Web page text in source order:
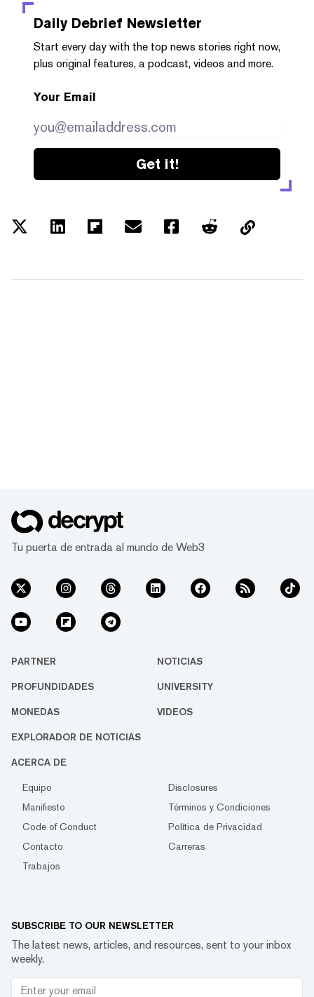
Daily Debrief Newsletter
Start every day with the top news stories right now,
plus original features, a podcast, videos and more.
Your Email
Get it!
Tu puerta de entrada al mundo de Web3
PARTNER NOTICIAS
PROFUNDIDADES UNIVERSITY
MONEDAS VIDEOS
EXPLORADOR DE NOTICIAS
ACERCA DE
Equipo
Disclosures
Manifiesto
Términos y Condiciones
Code of Conduct
Política de Privacidad
Contacto
Carreras
Trabajos
SUBSCRIBE TO OUR NEWSLETTER
The latest news, articles, and resources, sent to your inbox
weekly.